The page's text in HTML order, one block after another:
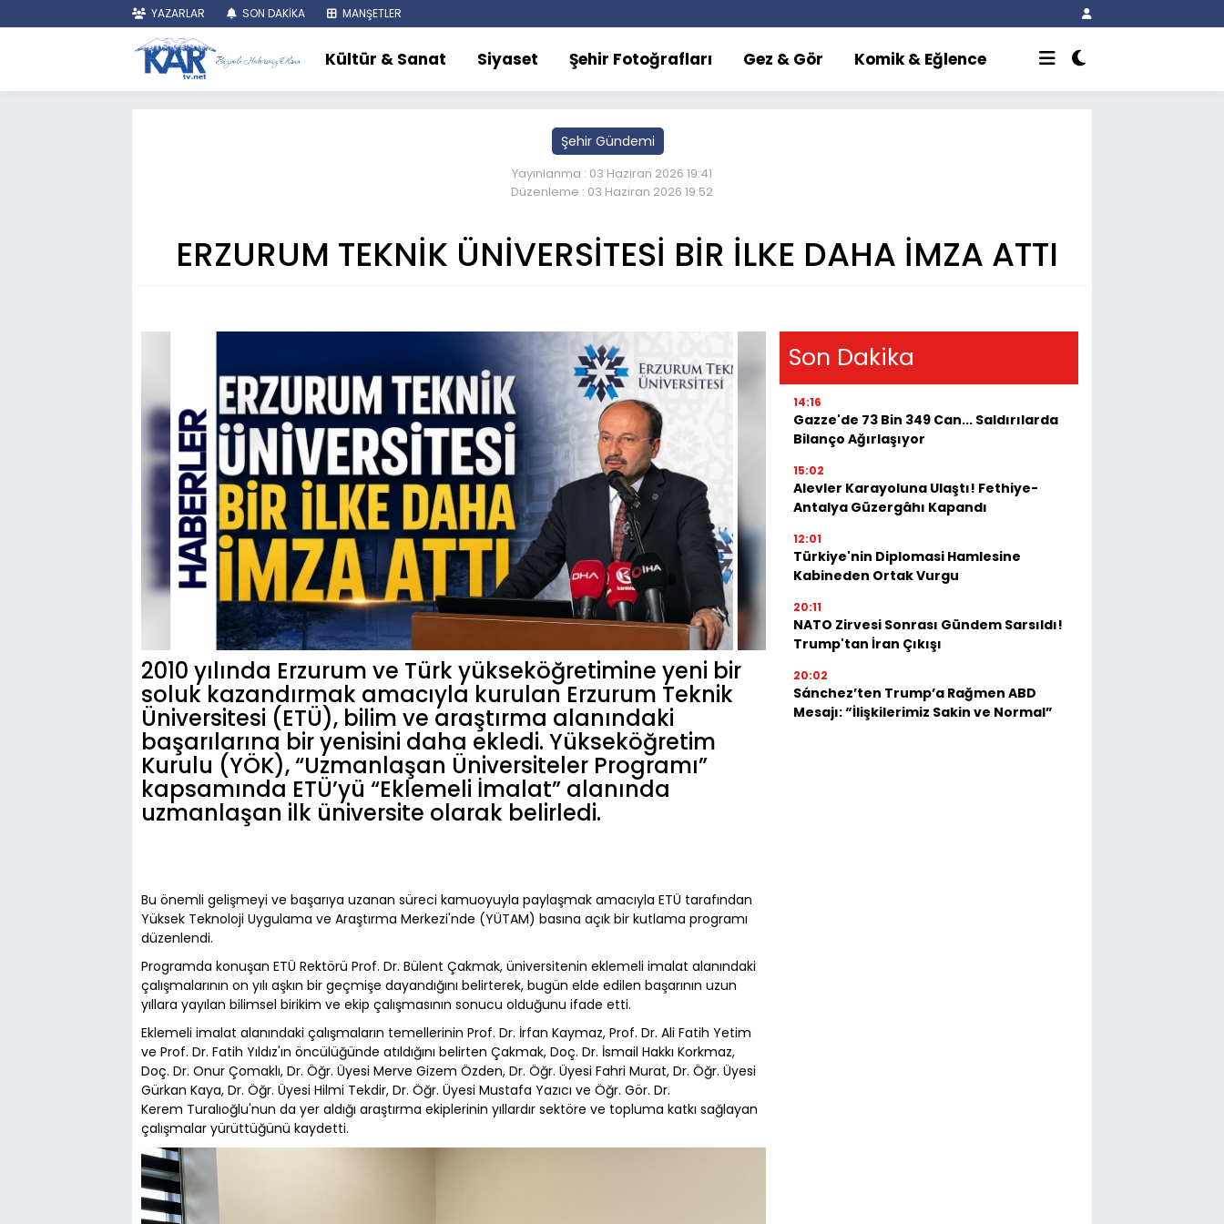
YAZARLAR SON DAKİKA MANŞETLER
Kültür & Sanat Siyaset Şehir Fotoğrafları Gez & Gör Komik & Eğlence
Şehir Gündemi
Yayınlanma : 03 Haziran 2026 19:41
Düzenleme : 03 Haziran 2026 19:52
ERZURUM TEKNİK ÜNİVERSİTESİ BİR İLKE DAHA İMZA ATTI
2010 yılında Erzurum ve Türk yükseköğretimine yeni bir
soluk kazandırmak amacıyla kurulan Erzurum Teknik
Üniversitesi (ETÜ), bilim ve araştırma alanındaki
başarılarına bir yenisini daha ekledi. Yükseköğretim
Kurulu (YÖK), “Uzmanlaşan Üniversiteler Programı”
kapsamında ETÜ’yü “Eklemeli İmalat” alanında
uzmanlaşan ilk üniversite olarak belirledi.
Bu önemli gelişmeyi ve başarıya uzanan süreci kamuoyuyla paylaşmak amacıyla ETÜ tarafından
Yüksek Teknoloji Uygulama ve Araştırma Merkezi'nde (YÜTAM) basına açık bir kutlama programı
düzenlendi.
Programda konuşan ETÜ Rektörü Prof. Dr. Bülent Çakmak, üniversitenin eklemeli imalat alanındaki
çalışmalarının on yılı aşkın bir geçmişe dayandığını belirterek, bugün elde edilen başarının uzun
yıllara yayılan bilimsel birikim ve ekip çalışmasının sonucu olduğunu ifade etti.
Eklemeli imalat alanındaki çalışmaların temellerinin Prof. Dr. İrfan Kaymaz, Prof. Dr. Ali Fatih Yetim
ve Prof. Dr. Fatih Yıldız'ın öncülüğünde atıldığını belirten Çakmak, Doç. Dr. İsmail Hakkı Korkmaz,
Doç. Dr. Onur Çomaklı, Dr. Öğr. Üyesi Merve Gizem Özden, Dr. Öğr. Üyesi Fahri Murat, Dr. Öğr. Üyesi
Gürkan Kaya, Dr. Öğr. Üyesi Hilmi Tekdir, Dr. Öğr. Üyesi Mustafa Yazıcı ve Öğr. Gör. Dr.
Kerem Turalıoğlu'nun da yer aldığı araştırma ekiplerinin yıllardır sektöre ve topluma katkı sağlayan
çalışmalar yürüttüğünü kaydetti.
Son Dakika
14:16
Gazze'de 73 Bin 349 Can... Saldırılarda
Bilanço Ağırlaşıyor
15:02
Alevler Karayoluna Ulaştı! Fethiye-
Antalya Güzergâhı Kapandı
12:01
Türkiye'nin Diplomasi Hamlesine
Kabineden Ortak Vurgu
20:11
NATO Zirvesi Sonrası Gündem Sarsıldı!
Trump'tan İran Çıkışı
20:02
Sánchez’ten Trump’a Rağmen ABD
Mesajı: “İlişkilerimiz Sakin ve Normal”